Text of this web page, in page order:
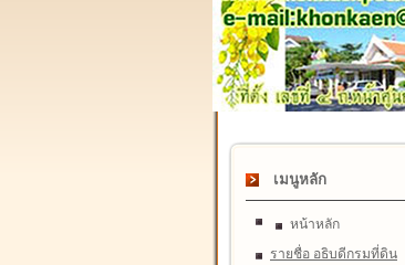
เมนูหลัก
หน้าหลัก
รายชื่อ อธิบดีกรมที่ดิน